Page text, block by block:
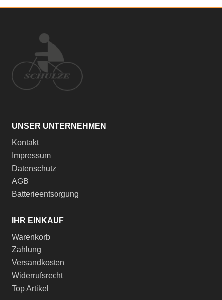
UNSER UNTERNEHMEN
Kontakt
Impressum
Datenschutz
AGB
Batterieentsorgung
IHR EINKAUF
Warenkorb
Zahlung
Versandkosten
Widerrufsrecht
Top Artikel